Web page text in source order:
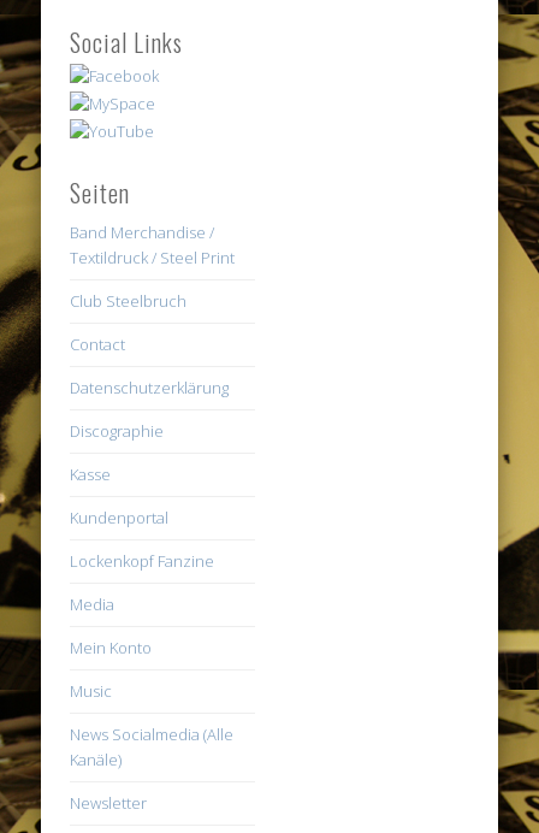
Social Links
Seiten
Band Merchandise /
Textildruck / Steel Print
Club Steelbruch
Contact
Datenschutzerklärung
Discographie
Kasse
Kundenportal
Lockenkopf Fanzine
Media
Mein Konto
Music
News Socialmedia (Alle
Kanäle)
Newsletter